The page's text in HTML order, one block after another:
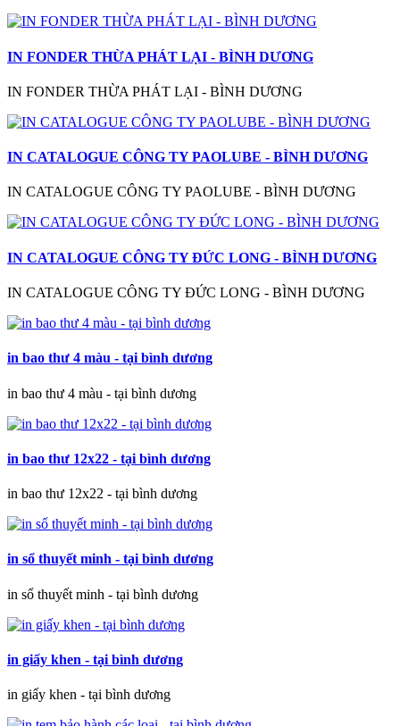
IN FONDER THỪA PHÁT LẠI - BÌNH DƯƠNG
IN FONDER THỪA PHÁT LẠI - BÌNH DƯƠNG
IN CATALOGUE CÔNG TY PAOLUBE - BÌNH DƯƠNG
IN CATALOGUE CÔNG TY PAOLUBE - BÌNH DƯƠNG
IN CATALOGUE CÔNG TY ĐỨC LONG - BÌNH DƯƠNG
IN CATALOGUE CÔNG TY ĐỨC LONG - BÌNH DƯƠNG
in bao thư 4 màu - tại bình dương
in bao thư 4 màu - tại bình dương
in bao thư 12x22 - tại bình dương
in bao thư 12x22 - tại bình dương
in sổ thuyết minh - tại bình dương
in sổ thuyết minh - tại bình dương
in giấy khen - tại bình dương
in giấy khen - tại bình dương